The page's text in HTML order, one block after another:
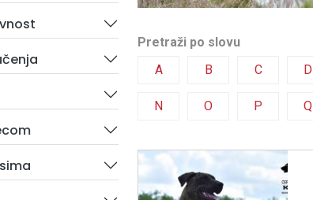
Pretraži po slovu
A
B C D
N O P Q